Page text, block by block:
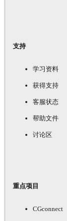
支持
学习资料
获得支持
客服状态
帮助文件
讨论区
重点项目
CGconnect